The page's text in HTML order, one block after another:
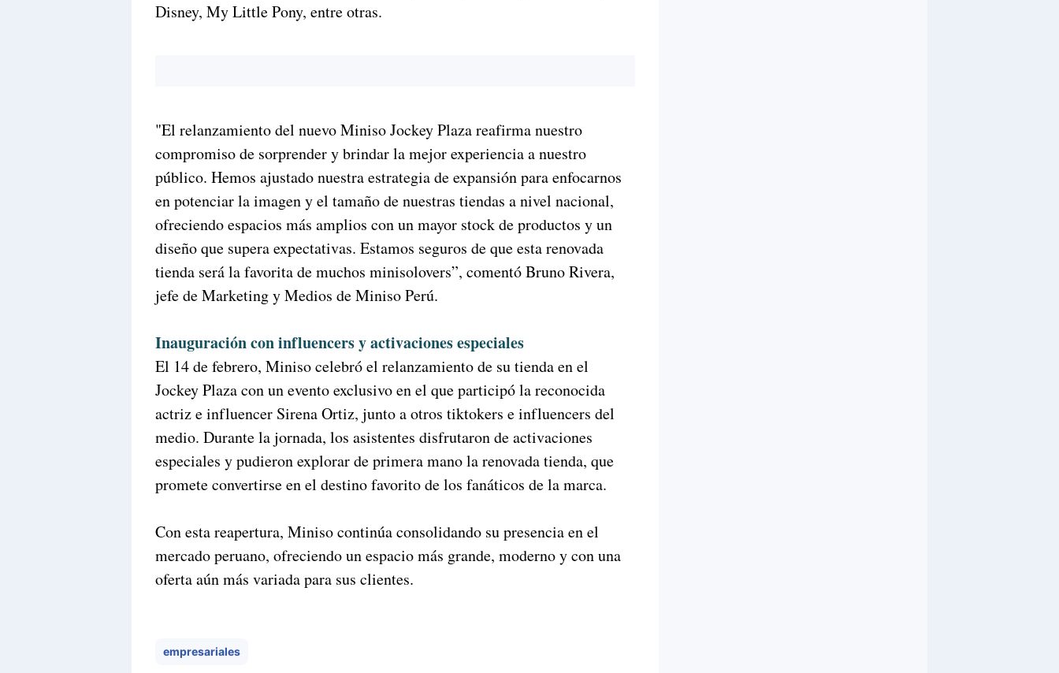
Disney, My Little Pony, entre otras.
"El relanzamiento del nuevo Miniso Jockey Plaza reafirma nuestro
compromiso de sorprender y brindar la mejor experiencia a nuestro
público. Hemos ajustado nuestra estrategia de expansión para enfocarnos
en potenciar la imagen y el tamaño de nuestras tiendas a nivel nacional,
ofreciendo espacios más amplios con un mayor stock de productos y un
diseño que supera expectativas. Estamos seguros de que esta renovada
tienda será la favorita de muchos minisolovers”, comentó Bruno Rivera,
jefe de Marketing y Medios de Miniso Perú.
Inauguración con influencers y activaciones especiales
El 14 de febrero, Miniso celebró el relanzamiento de su tienda en el
Jockey Plaza con un evento exclusivo en el que participó la reconocida
actriz e influencer Sirena Ortiz, junto a otros tiktokers e influencers del
medio. Durante la jornada, los asistentes disfrutaron de activaciones
especiales y pudieron explorar de primera mano la renovada tienda, que
promete convertirse en el destino favorito de los fanáticos de la marca.
Con esta reapertura, Miniso continúa consolidando su presencia en el
mercado peruano, ofreciendo un espacio más grande, moderno y con una
oferta aún más variada para sus clientes.
empresariales